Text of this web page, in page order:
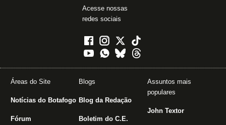
Acesse nossas
redes sociais
Áreas do Site
Notícias do Botafogo
Fórum
Blogs
Blog da Redação
Boletim do C.E.
Assuntos mais
populares
John Textor